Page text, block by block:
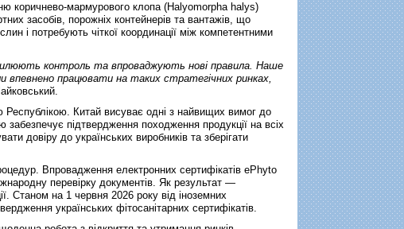
коричнево-мармурового клопа (Halyomorpha halys)
засобів, порожніх контейнерів та вантажів, що
і потребують чіткої координації між компетентними
контроль та впроваджують нові правила. Наше
впевнено працювати на таких стратегічних ринках,
Китай висуває одні з найвищих вимог до
забезпечує підтвердження походження продукції на всіх
довіру до українських виробників та зберігати
Впровадження електронних сертифікатів ePhyto
перевірку документів. Як результат —
Станом на 1 червня 2026 року від іноземних
українських фітосанітарних сертифікатів.